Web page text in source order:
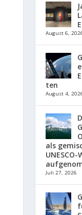
August 6,
ten
August 4,
als
Juli 27, 2026